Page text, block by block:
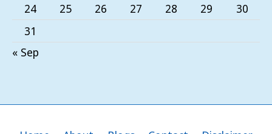
24
25 26 27 28 29
30
31
« Sep